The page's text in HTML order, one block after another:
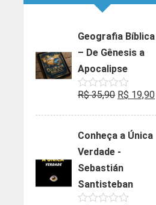
Geografia Bíblica
– De Gênesis a
Apocalipse
Avaliação
de
R$35,90 O
era:
R$ 19,90O
Conheça a Única
Verdade -
Sebastián
Santisteban